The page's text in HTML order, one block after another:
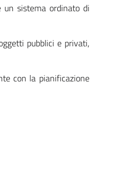
un sistema ordinato di
pubblici e privati,
con la pianificazione